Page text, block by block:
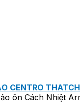
CENTRO THATCH
ôn Cách Nhiệt